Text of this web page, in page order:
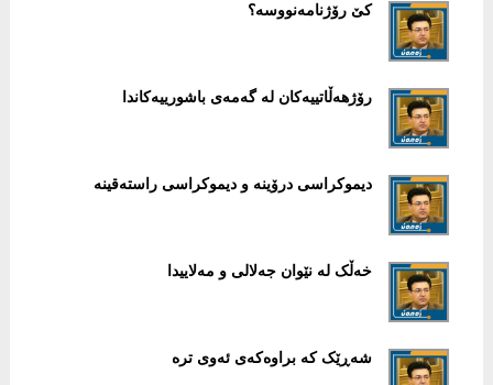
کێ رۆژنامەنووسە؟
رۆژهەڵاتییەکان لە گەمەی باشورییەکاندا
دیموکراسی درۆینە و دیموکراسی راستەقینە
خەڵک لە نێوان جەلالی و مەلاییدا
شەڕێک کە براوەکەی ئەوی ترە